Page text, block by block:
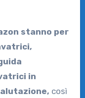
stanno per
in
così